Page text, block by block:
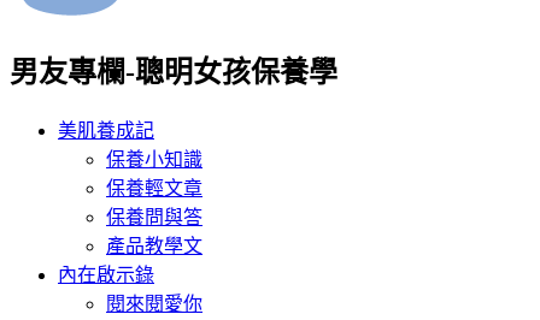
男友專欄-聰明女孩保養學
美肌養成記
保養小知識
保養輕文章
保養問與答
產品教學文
內在啟示錄
閱來閱愛你